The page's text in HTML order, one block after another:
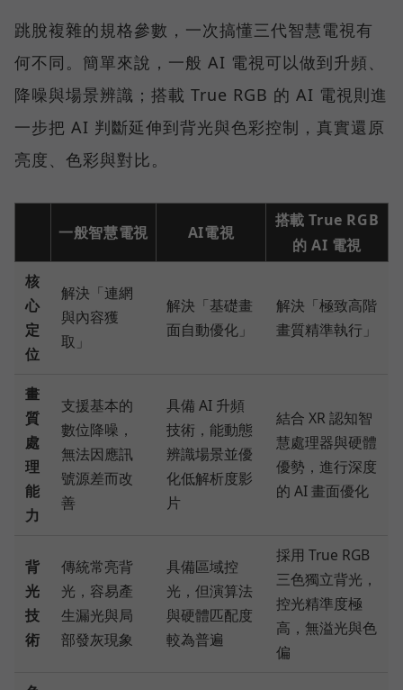
跳脫複雜的規格參數，一次搞懂三代智慧電視有
何不同。簡單來說，一般 AI 電視可以做到升頻、
降噪與場景辨識；搭載 True RGB 的 AI 電視則進
一步把 AI 判斷延伸到背光與色彩控制，真實還原
亮度、色彩與對比。
一般智慧電視 AI電視
搭載 True RGB
的 AI 電視
核
心
定
位
解決「連網
與內容獲
取」
解決「基礎畫
面自動優化」
解決「極致高階
畫質精準執行」
畫
質
處
理
能
力
支援基本的
數位降噪，
無法因應訊
號源差而改
善
具備 AI 升頻
技術，能動態
辨識場景並優
化低解析度影
片
結合 XR 認知智
慧處理器與硬體
優勢，進行深度
的 AI 畫面優化
背
光
技
術
傳統常亮背
光，容易產
生漏光與局
部發灰現象
具備區域控
光，但演算法
與硬體匹配度
較為普遍
採用 True RGB
三色獨立背光，
控光精準度極
高，無溢光與色
偏